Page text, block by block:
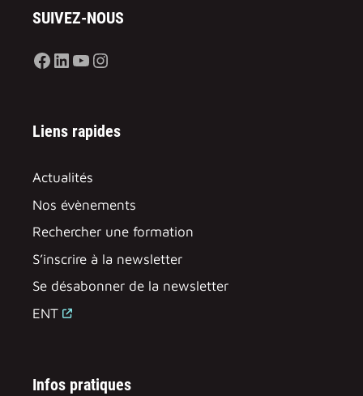
SUIVEZ-NOUS
Facebook
LinkedIn
YouTube
Instagram
Liens rapides
Actualités
Nos évènements
Rechercher une formation
S’inscrire à la newsletter
Se désabonner de la newsletter
ENT
Infos pratiques